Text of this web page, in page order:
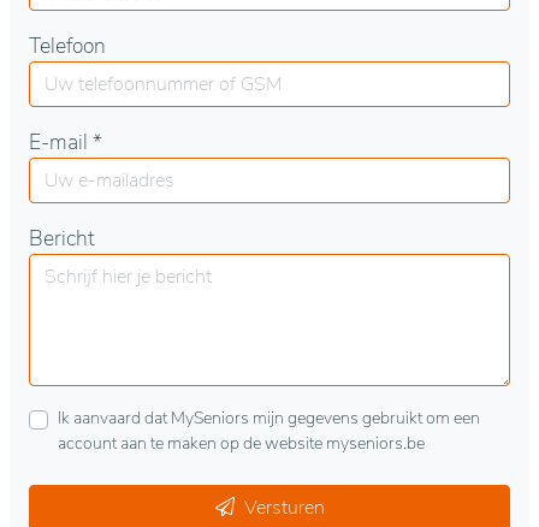
Telefoon
E-mail *
Bericht
Ik aanvaard dat MySeniors mijn gegevens gebruikt om een
account aan te maken op de website myseniors.be
Versturen